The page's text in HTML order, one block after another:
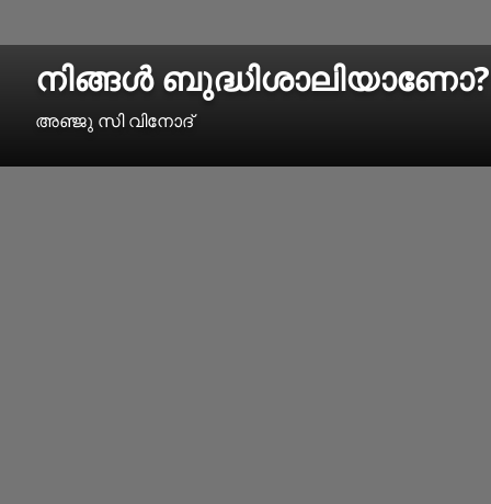
നിങ്ങൾ ബുദ്ധിശാലിയാണോ?
അഞ്ജു സി വിനോദ്‌